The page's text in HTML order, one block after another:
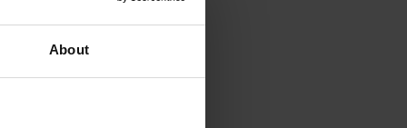
About
účinnosť pri